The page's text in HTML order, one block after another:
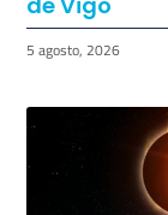
Regresan